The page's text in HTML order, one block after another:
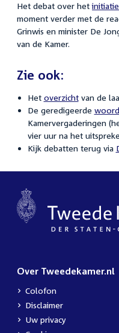
Het debat over het
moment verder met de
Grinwis en minister De
van de Kamer.
Zie ook:
Het overzichtvan de
De geredigeerde
Kamervergaderingen
vier uur na het
Kijk debatten terug via
Over Tweedekamer.nl
Colofon
Disclaimer
Uw privacy